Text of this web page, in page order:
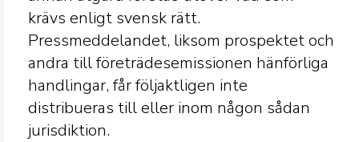
krävs enligt svensk rätt.
Pressmeddelandet, liksom prospektet och
andra till företrädesemissionen hänförliga
handlingar, får följaktligen inte
distribueras till eller inom någon sådan
jurisdiktion.